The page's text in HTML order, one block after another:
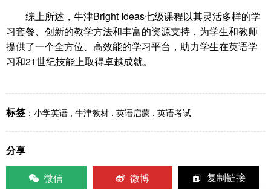
综上所述，牛津Bright Ideas七级课程以其灵活多样的学
习套餐、创新的教学方法和丰富的资源支持，为学生和教师
提供了一个全方位、高效能的学习平台，助力学生在英语学
习和21世纪技能上取得卓越成就。
标签 ： 小学英语 , 牛津教材 , 英语启蒙 , 英语考试
分享
微信
微博 复制链接